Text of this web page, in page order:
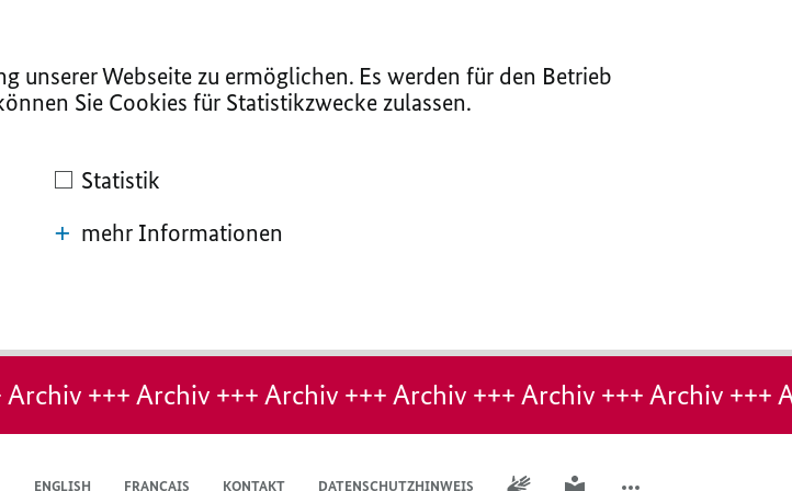
Webseite zu ermöglichen. Es werden für den Betrieb
Sie Cookies für Statistikzwecke zulassen.
Statistik
mehr Informationen
+++ Archiv +++ Archiv +++ Archiv +++ Archiv +++ Archiv
ENGLISH FRANÇAIS KONTAKT DATENSCHUTZHINWEIS GEBÄRDENSPRACHE
LEICHTE SPRACHE